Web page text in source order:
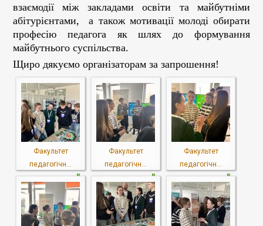
взаємодії між закладами освіти та майбутніми
абітурієнтами, а також мотивації молоді обирати
професію педагога як шлях до формування
майбутнього суспільства.
Щиро дякуємо організаторам за запрошення!
Факультет
педагогічн...
Факультет
педагогічн...
Факультет
педагогічн...